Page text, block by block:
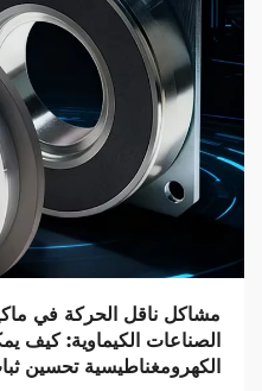
مشاكل ناقل الحركة في
الصناعات الكيماوية: كيف
الكهرومغناطيسية تحسين